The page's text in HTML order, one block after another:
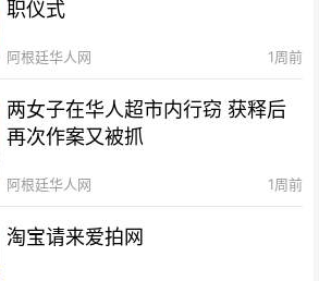
职仪式
阿根廷华人网 1周前
两女子在华人超市内行窃 获释后
再次作案又被抓
阿根廷华人网 1周前
淘宝请来爱拍网